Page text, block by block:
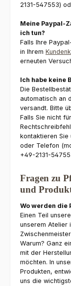
2131-547553)
Meine Paypal-
ich tun?
Falls Ihre
in Ihrem
erneuten
Ich habe keine
Die
automatisch an
versandt. Bitte
Falls Sie nicht
kontaktieren Sie
oder Telefon
+49-2131-
Fragen zu
und
Wo werden die
Einen Teil
unserem Atelier
Warum? Ganz
mit der
möchten. In
Produkten,
uns die